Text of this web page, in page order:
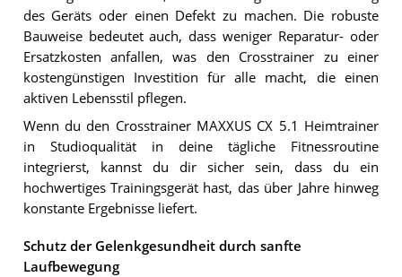
des Geräts oder einen Defekt zu machen. Die robuste
Bauweise bedeutet auch, dass weniger Reparatur- oder
Ersatzkosten anfallen, was den Crosstrainer zu einer
kostengünstigen Investition für alle macht, die einen
aktiven Lebensstil pflegen.
Wenn du den Crosstrainer MAXXUS CX 5.1 Heimtrainer
in Studioqualität in deine tägliche Fitnessroutine
integrierst, kannst du dir sicher sein, dass du ein
hochwertiges Trainingsgerät hast, das über Jahre hinweg
konstante Ergebnisse liefert.
Schutz der Gelenkgesundheit durch sanfte
Laufbewegung